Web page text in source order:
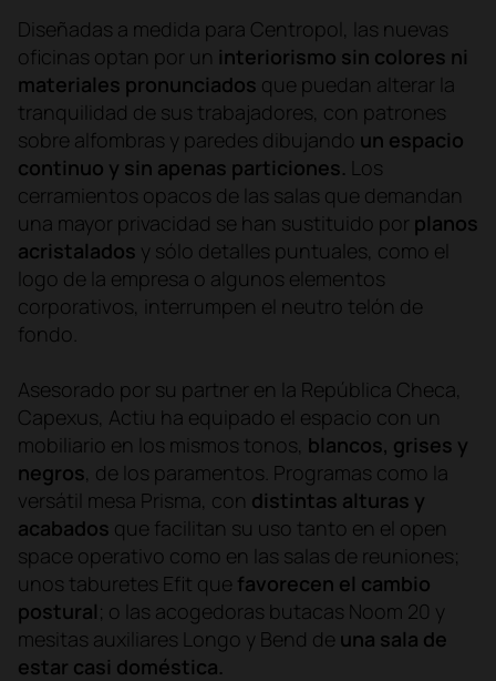
Diseñadas a medida para Centropol, las nuevas
oficinas optan por un interiorismo sin colores ni
materiales pronunciados que puedan alterar la
tranquilidad de sus trabajadores, con patrones
sobre alfombras y paredes dibujando un espacio
continuo y sin apenas particiones. Los
cerramientos opacos de las salas que demandan
una mayor privacidad se han sustituido por planos
acristalados y sólo detalles puntuales, como el
logo de la empresa o algunos elementos
corporativos, interrumpen el neutro telón de
fondo.
Asesorado por su partner en la República Checa,
Capexus, Actiu ha equipado el espacio con un
mobiliario en los mismos tonos, blancos, grises y
negros , de los paramentos. Programas como la
versátil mesa Prisma, con distintas alturas y
acabados que facilitan su uso tanto en el open
space operativo como en las salas de reuniones;
unos taburetes Efit que favorecen el cambio
postural; o las acogedoras butacas Noom 20 y
mesitas auxiliares Longo y Bend de una sala de
estar casi doméstica.